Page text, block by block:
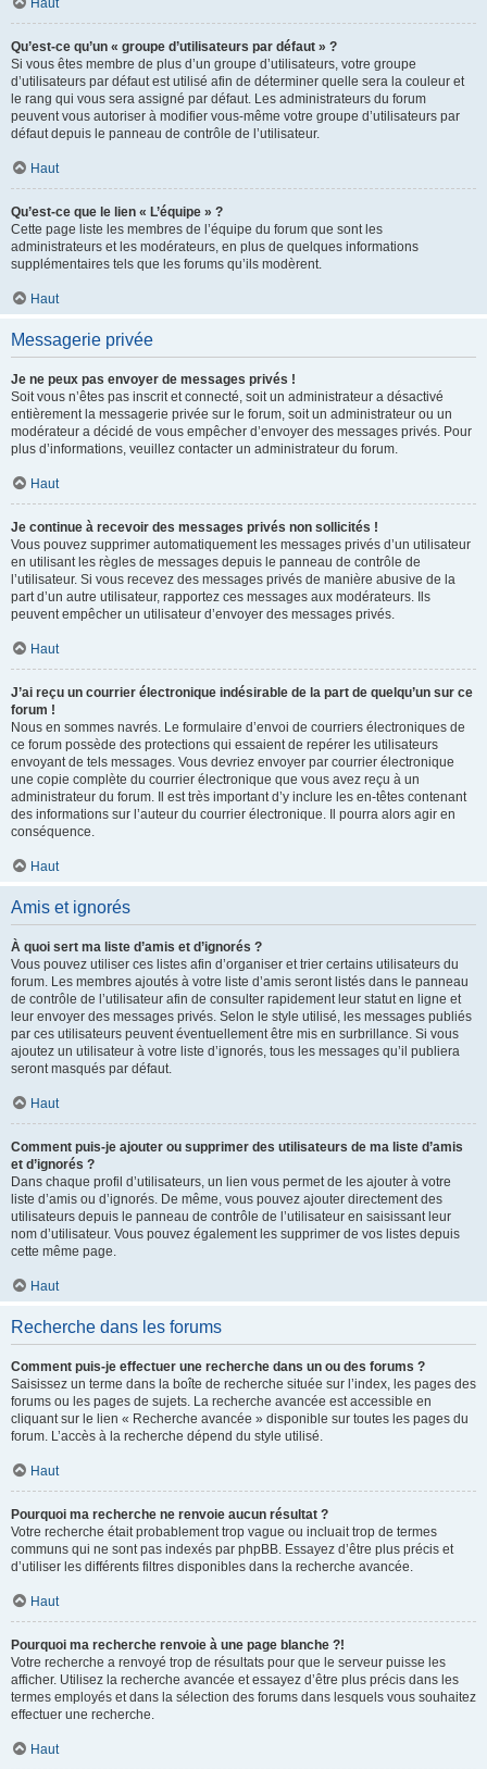
Haut
Qu’est-ce qu’un « groupe d’utilisateurs par défaut » ?
Si vous êtes membre de plus d’un groupe d’utilisateurs, votre groupe
d’utilisateurs par défaut est utilisé afin de déterminer quelle sera la couleur et
le rang qui vous sera assigné par défaut. Les administrateurs du forum
peuvent vous autoriser à modifier vous-même votre groupe d’utilisateurs par
défaut depuis le panneau de contrôle de l’utilisateur.
Haut
Qu’est-ce que le lien « L’équipe » ?
Cette page liste les membres de l’équipe du forum que sont les
administrateurs et les modérateurs, en plus de quelques informations
supplémentaires tels que les forums qu’ils modèrent.
Haut
Messagerie privée
Je ne peux pas envoyer de messages privés !
Soit vous n’êtes pas inscrit et connecté, soit un administrateur a désactivé
entièrement la messagerie privée sur le forum, soit un administrateur ou un
modérateur a décidé de vous empêcher d’envoyer des messages privés. Pour
plus d’informations, veuillez contacter un administrateur du forum.
Haut
Je continue à recevoir des messages privés non sollicités !
Vous pouvez supprimer automatiquement les messages privés d’un utilisateur
en utilisant les règles de messages depuis le panneau de contrôle de
l’utilisateur. Si vous recevez des messages privés de manière abusive de la
part d’un autre utilisateur, rapportez ces messages aux modérateurs. Ils
peuvent empêcher un utilisateur d’envoyer des messages privés.
Haut
J’ai reçu un courrier électronique indésirable de la part de quelqu’un sur ce
forum !
Nous en sommes navrés. Le formulaire d’envoi de courriers électroniques de
ce forum possède des protections qui essaient de repérer les utilisateurs
envoyant de tels messages. Vous devriez envoyer par courrier électronique
une copie complète du courrier électronique que vous avez reçu à un
administrateur du forum. Il est très important d’y inclure les en-têtes contenant
des informations sur l’auteur du courrier électronique. Il pourra alors agir en
conséquence.
Haut
Amis et ignorés
À quoi sert ma liste d’amis et d’ignorés ?
Vous pouvez utiliser ces listes afin d’organiser et trier certains utilisateurs du
forum. Les membres ajoutés à votre liste d’amis seront listés dans le panneau
de contrôle de l’utilisateur afin de consulter rapidement leur statut en ligne et
leur envoyer des messages privés. Selon le style utilisé, les messages publiés
par ces utilisateurs peuvent éventuellement être mis en surbrillance. Si vous
ajoutez un utilisateur à votre liste d’ignorés, tous les messages qu’il publiera
seront masqués par défaut.
Haut
Comment puis-je ajouter ou supprimer des utilisateurs de ma liste d’amis
et d’ignorés ?
Dans chaque profil d’utilisateurs, un lien vous permet de les ajouter à votre
liste d’amis ou d’ignorés. De même, vous pouvez ajouter directement des
utilisateurs depuis le panneau de contrôle de l’utilisateur en saisissant leur
nom d’utilisateur. Vous pouvez également les supprimer de vos listes depuis
cette même page.
Haut
Recherche dans les forums
Comment puis-je effectuer une recherche dans un ou des forums ?
Saisissez un terme dans la boîte de recherche située sur l’index, les pages des
forums ou les pages de sujets. La recherche avancée est accessible en
cliquant sur le lien « Recherche avancée » disponible sur toutes les pages du
forum. L’accès à la recherche dépend du style utilisé.
Haut
Pourquoi ma recherche ne renvoie aucun résultat ?
Votre recherche était probablement trop vague ou incluait trop de termes
communs qui ne sont pas indexés par phpBB. Essayez d’être plus précis et
d’utiliser les différents filtres disponibles dans la recherche avancée.
Haut
Pourquoi ma recherche renvoie à une page blanche ?!
Votre recherche a renvoyé trop de résultats pour que le serveur puisse les
afficher. Utilisez la recherche avancée et essayez d’être plus précis dans les
termes employés et dans la sélection des forums dans lesquels vous souhaitez
effectuer une recherche.
Haut